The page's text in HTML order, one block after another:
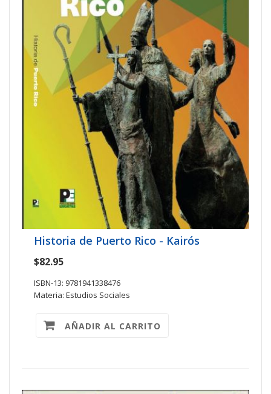
Historia de Puerto Rico - Kairós
$82.95
ISBN-13: 9781941338476
Materia: Estudios Sociales
AÑADIR AL CARRITO